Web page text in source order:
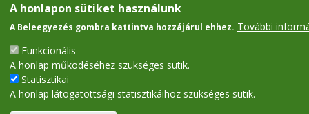
A honlapon sütiket használunk
A Beleegyezés gombra kattintva hozzájárul ehhez. További
Funkcionális
A honlap működéséhez szükséges sütik.
Statisztikai
A honlap látogatottsági statisztikáihoz szükséges sütik.